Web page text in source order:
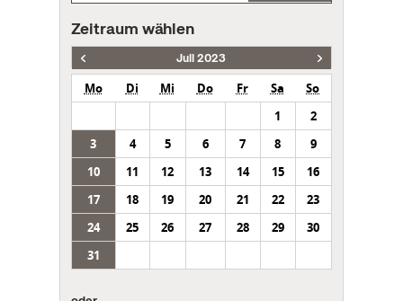
Zeitraum wählen
Juli 2023
Mo Di Mi Do Fr Sa
So
1
2
3
4 5 6 7 8
9
10
11 12 13 14 15
16
17
18 19 20 21 22
23
24
25 26 27 28 29
30
31